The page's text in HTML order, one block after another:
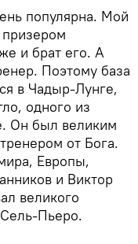
популярна. Мой
и брат его. А
Поэтому база
в Чадыр-Лунге,
одного из
Он был великим
от Бога.
Европы,
и Виктор
великого
Пьеро.